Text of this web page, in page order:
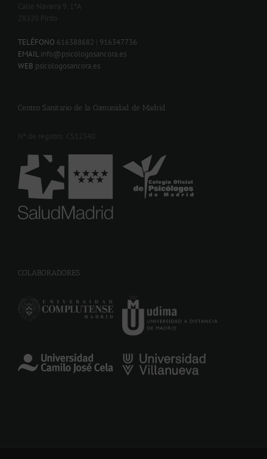
Calle Navarra 9, 1ºA
28320 Pinto
TELÉFONO 616388682
916347736
EMAIL info@psicologosancora.es
WEB psicologosancora.es
Centro Sanitario de la Comunidad de Madrid
Nº de registro: CS12340
COLABORADORES